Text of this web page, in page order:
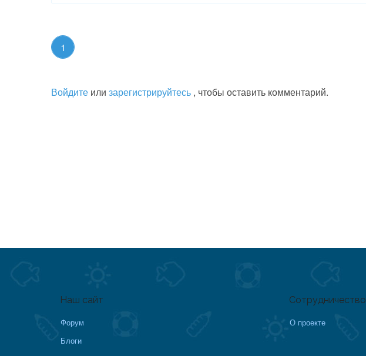
1
Войдите или зарегистрируйтесь , чтобы оставить комментарий.
Наш сайт
Форум
Блоги
Сотрудничество
О проекте